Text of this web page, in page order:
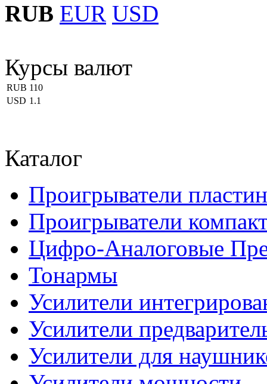
RUB EUR USD
Курсы валют
RUB 110
USD 1.1
Каталог
Проигрыватели
Проигрыватели
Цифро-Аналоговые
Тонармы
Усилители
Усилители
Усилители для